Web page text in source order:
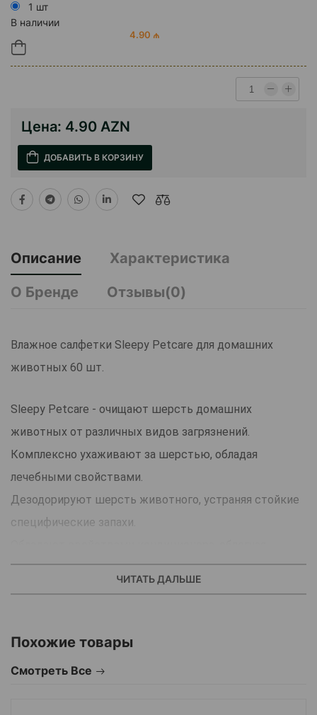
1 шт
В наличии
4.90 ₼
Цена: 4.90 AZN
ДОБАВИТЬ В КОРЗИНУ
Описание
Характеристика
О Бренде
Отзывы(0)
Влажное салфетки Sleepy Petcare для домашних
животных 60 шт.
Sleepy Petcare - очищают шерсть домашних
животных от различных видов загрязнений.
Комплексно ухаживают за шерстью, обладая
лечебными свойствами.
Дезодорируют шерсть животного, устраняя стойкие
специфические запахи.
расчесывание шерсти.
Помогают ослабить аллергическую реакцию
Придают шерсти натуральный блеск и здоровый вид,
Особенности:
ЧИТАТЬ ДАЛЬШЕ
Похожие товары
Смотреть Все